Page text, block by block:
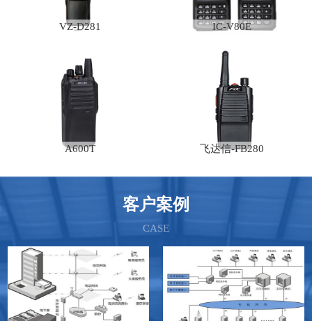
VZ-D281 IC-V80E
A600T 飞达信-FB280
客户案例
CASE